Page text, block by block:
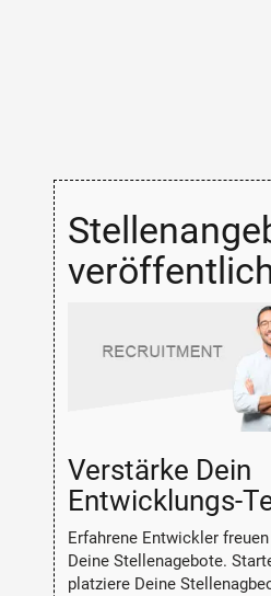
Verstärke Dein
Entwicklungs-
Erfahrene Entwickler
Deine Stellenagebote.
platziere Deine